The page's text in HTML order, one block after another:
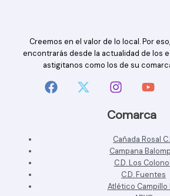
Creemos en el valor de lo local. Por
encontrarás desde la actualidad de los
astigitanos como los de su
Comarca
Cañada Rosal
Campana
C.D. Los
C.D. Fuentes
Atlético Campillo